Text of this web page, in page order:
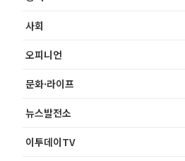
사회
오피니언
문화·라이프
뉴스발전소
이투데이TV